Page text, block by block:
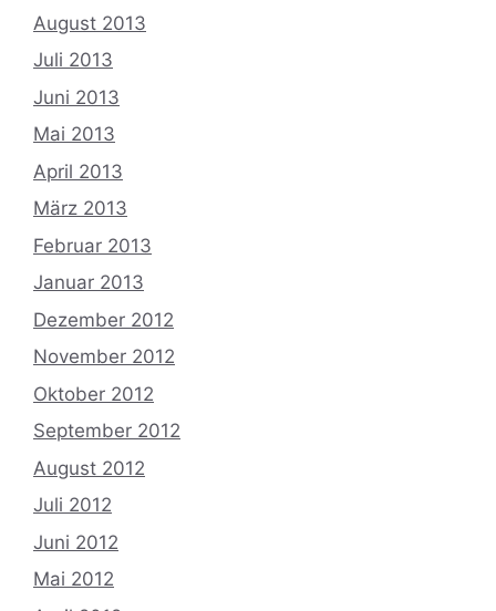
August 2013
Juli 2013
Juni 2013
Mai 2013
April 2013
März 2013
Februar 2013
Januar 2013
Dezember 2012
November 2012
Oktober 2012
September 2012
August 2012
Juli 2012
Juni 2012
Mai 2012